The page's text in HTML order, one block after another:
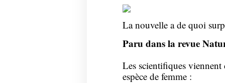
La nouvelle a de quoi
Paru dans la revue
Les scientifiques
espèce de femme :